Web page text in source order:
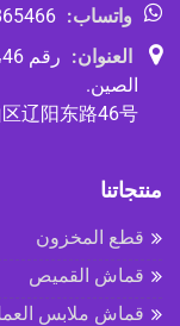
واتساب:
العنوان:
الصين.
辽阳东路46号
منتجاتنا
قطع المخزون
قماش القميص
قماش ملابس